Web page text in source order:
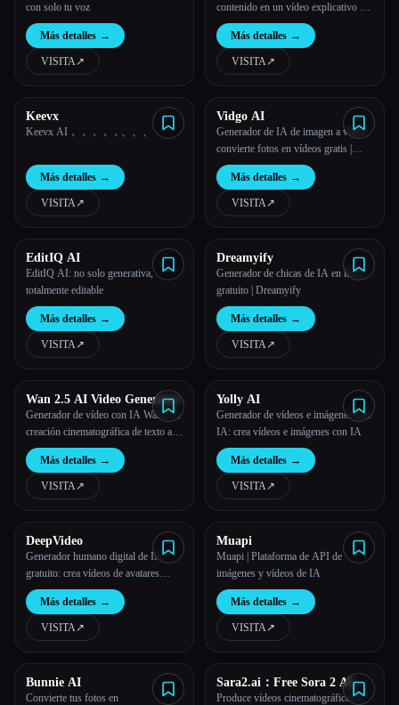
con solo tu voz
Más detalles →
VISITA↗︎
contenido en un vídeo explicativo en
línea gratis
Más detalles →
VISITA↗︎
Keevx
Keevx AI，，，，，、、、
Más detalles →
VISITA↗︎
Vidgo AI
Generador de IA de imagen a vídeo:
convierte fotos en vídeos gratis |
Vidgo AI
Más detalles →
VISITA↗︎
EditIQ AI
EditIQ AI: no solo generativa,
totalmente editable
Más detalles →
VISITA↗︎
Dreamyify
Generador de chicas de IA en línea
gratuito | Dreamyify
Más detalles →
VISITA↗︎
Wan 2.5 AI Video Generator
Generador de vídeo con IA Wan 2.5:
creación cinematográfica de texto a
vídeo e imagen a vídeo
Más detalles →
VISITA↗︎
Yolly AI
Generador de vídeos e imágenes con
IA: crea vídeos e imágenes con IA
Más detalles →
VISITA↗︎
DeepVideo
Generador humano digital de IA
gratuito: crea vídeos de avatares
profesionales | Digital Human
Más detalles →
VISITA↗︎
Muapi
Muapi | Plataforma de API de
imágenes y vídeos de IA
Más detalles →
VISITA↗︎
Bunnie AI
Convierte tus fotos en
Sara2.ai：Free Sora 2 AI
Video Generator Online
Produce vídeos cinematográficos o